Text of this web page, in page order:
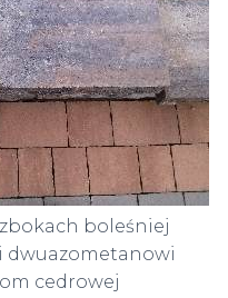
boleśniej
dwuazometanowi
cedrowej